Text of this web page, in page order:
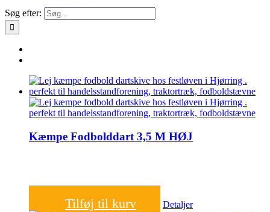
Søg efter:
Kæmpe Fodbolddart 3,5 M HØJ
Tilføj til kurv Detaljer